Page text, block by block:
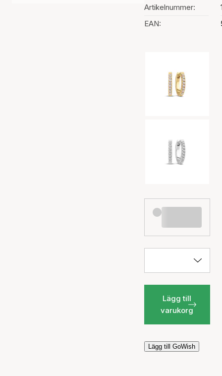
Artikelnummer:
EAN:
Lägg till
varukorg
Lägg till GoWish